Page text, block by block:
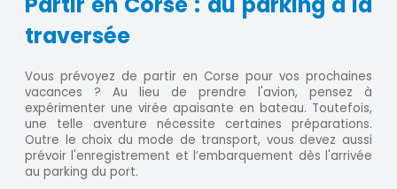
traversée
Vous prévoyez de partir en Corse pour vos prochaines
vacances ? Au lieu de prendre l'avion, pensez à
expérimenter une virée apaisante en bateau. Toutefois,
une telle aventure nécessite certaines préparations.
Outre le choix du mode de transport, vous devez aussi
prévoir l'enregistrement et l’embarquement dès l'arrivée
au parking du port.